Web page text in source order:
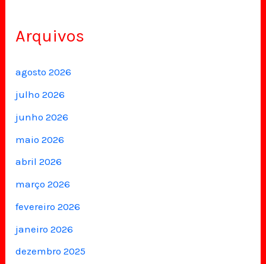
Arquivos
agosto 2026
julho 2026
junho 2026
maio 2026
abril 2026
março 2026
fevereiro 2026
janeiro 2026
dezembro 2025